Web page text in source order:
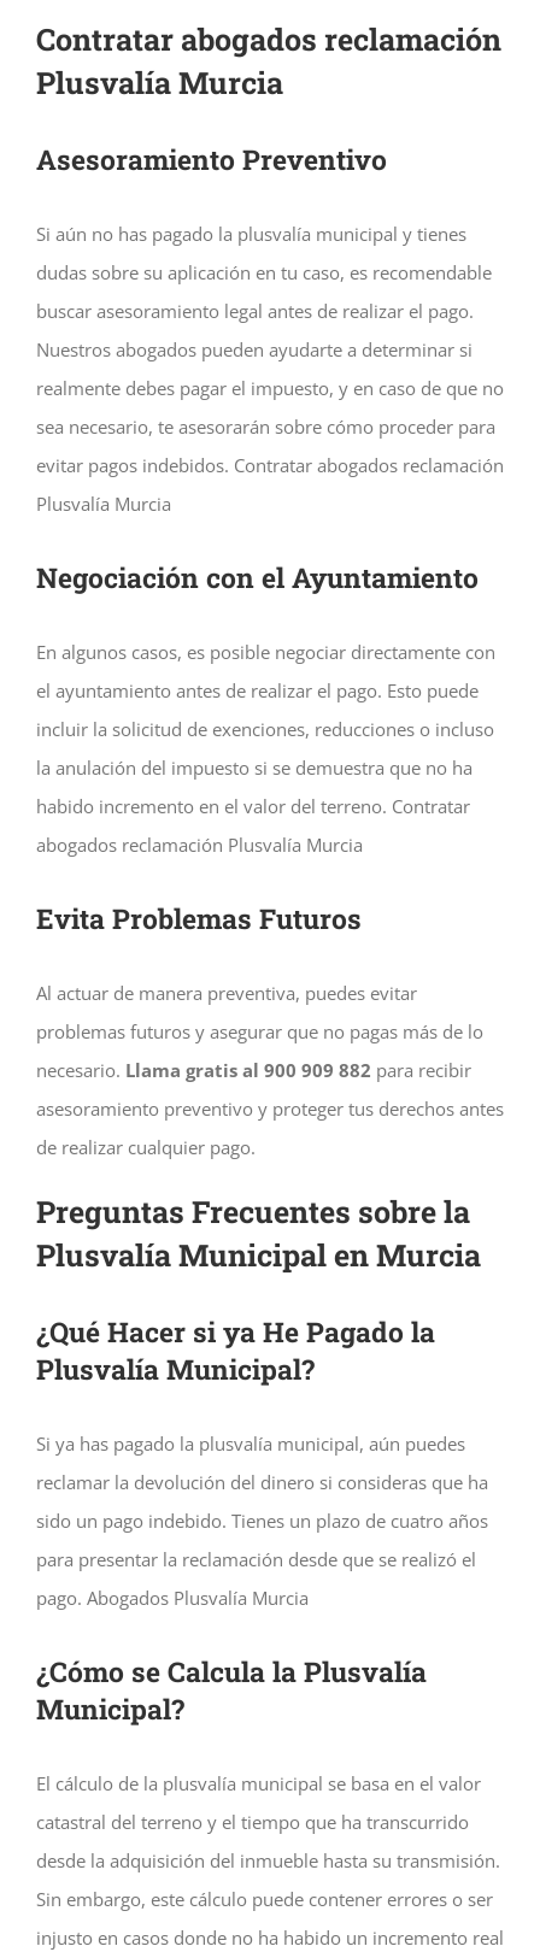
Contratar abogados reclamación
Plusvalía Murcia
Asesoramiento Preventivo
Si aún no has pagado la plusvalía municipal y tienes
dudas sobre su aplicación en tu caso, es recomendable
buscar asesoramiento legal antes de realizar el pago.
Nuestros abogados pueden ayudarte a determinar si
realmente debes pagar el impuesto, y en caso de que no
sea necesario, te asesorarán sobre cómo proceder para
evitar pagos indebidos. Contratar abogados reclamación
Plusvalía Murcia
Negociación con el Ayuntamiento
En algunos casos, es posible negociar directamente con
el ayuntamiento antes de realizar el pago. Esto puede
incluir la solicitud de exenciones, reducciones o incluso
la anulación del impuesto si se demuestra que no ha
habido incremento en el valor del terreno. Contratar
abogados reclamación Plusvalía Murcia
Evita Problemas Futuros
Al actuar de manera preventiva, puedes evitar
problemas futuros y asegurar que no pagas más de lo
necesario. Llama gratis al 900 909 882 para recibir
asesoramiento preventivo y proteger tus derechos antes
de realizar cualquier pago.
Preguntas Frecuentes sobre la
Plusvalía Municipal en Murcia
¿Qué Hacer si ya He Pagado la
Plusvalía Municipal?
Si ya has pagado la plusvalía municipal, aún puedes
reclamar la devolución del dinero si consideras que ha
sido un pago indebido. Tienes un plazo de cuatro años
para presentar la reclamación desde que se realizó el
pago. Abogados Plusvalía Murcia
¿Cómo se Calcula la Plusvalía
Municipal?
El cálculo de la plusvalía municipal se basa en el valor
catastral del terreno y el tiempo que ha transcurrido
desde la adquisición del inmueble hasta su transmisión.
Sin embargo, este cálculo puede contener errores o ser
injusto en casos donde no ha habido un incremento real